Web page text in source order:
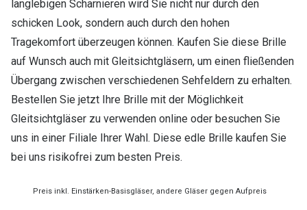
langlebigen Scharnieren wird Sie nicht nur durch den
schicken Look, sondern auch durch den hohen
Tragekomfort überzeugen können. Kaufen Sie diese Brille
auf Wunsch auch mit Gleitsichtgläsern, um einen fließenden
Übergang zwischen verschiedenen Sehfeldern zu erhalten.
Bestellen Sie jetzt Ihre Brille mit der Möglichkeit
Gleitsichtgläser zu verwenden online oder besuchen Sie
uns in einer Filiale Ihrer Wahl. Diese edle Brille kaufen Sie
bei uns risikofrei zum besten Preis.
Preis inkl. Einstärken-Basisgläser, andere Gläser gegen Aufpreis